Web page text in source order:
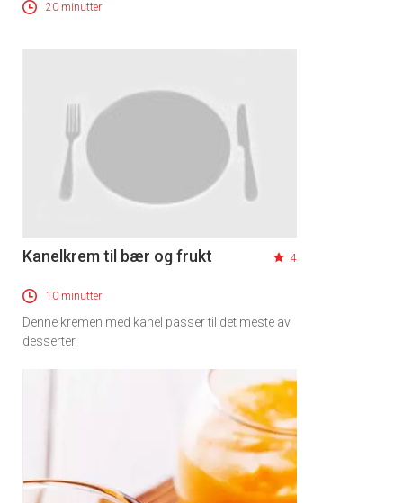
20 minutter
Kanelkrem til bær og frukt 4
10 minutter
Denne kremen med kanel passer til det meste av
desserter.